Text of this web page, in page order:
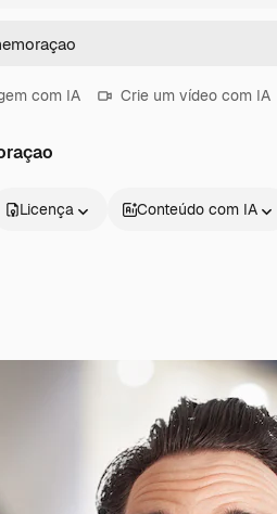
com IA Crie um vídeo com IA
Licença Conteúdo com IA
criativa para você direcionar